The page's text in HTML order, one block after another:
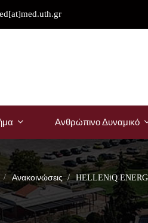
Ανθρώπινο Δυναμικό
Ανακοινώσεις HELLENiQ